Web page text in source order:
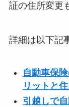
証の住所変更
詳細は以下記
自動車保
リットと
引越しで